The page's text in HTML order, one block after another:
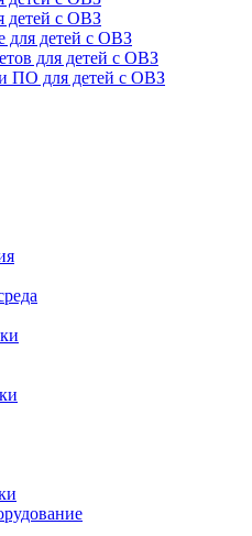
детей с ОВЗ
для детей с ОВЗ
для детей с ОВЗ
ПО для детей с ОВЗ